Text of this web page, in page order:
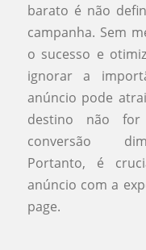
barato é não
campanha. Sem
o sucesso e
ignorar a
anúncio pode
destino não for
conversão
Portanto, é
anúncio com a
page.